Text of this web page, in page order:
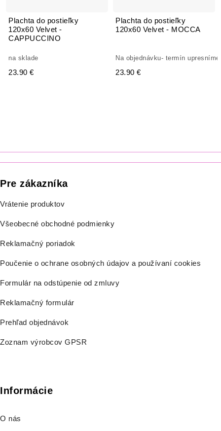
Plachta do postieľky
120x60 Velvet -
CAPPUCCINO
na sklade
23.90 €
Plachta do postieľky
120x60 Velvet - MOCCA
Na objednávku- termín upresníme
23.90 €
Pre zákazníka
Vrátenie produktov
Všeobecné obchodné podmienky
Reklamačný poriadok
Poučenie o ochrane osobných údajov a používaní cookies
Formulár na odstúpenie od zmluvy
Reklamačný formulár
Prehľad objednávok
Zoznam výrobcov GPSR
Informácie
O nás